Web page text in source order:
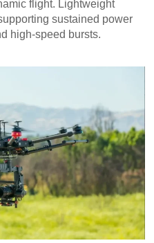
flight. Lightweight
sustained power
high-speed bursts.